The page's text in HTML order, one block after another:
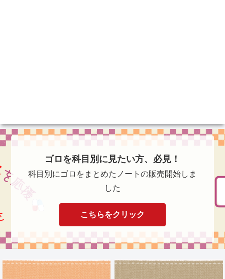
ゴロを科目別に見たい方、必見！
科目別にゴロをまとめたノートの販売開始しま
した
こちらをクリック